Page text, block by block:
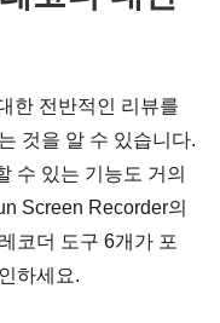
한 전반적인 리뷰를
것을 알 수 있습니다.
수 있는 기능도 거의
Screen Recorder의
코더 도구 6개가 포
하세요.